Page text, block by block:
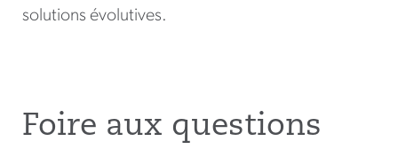
solutions évolutives.
Foire aux questions